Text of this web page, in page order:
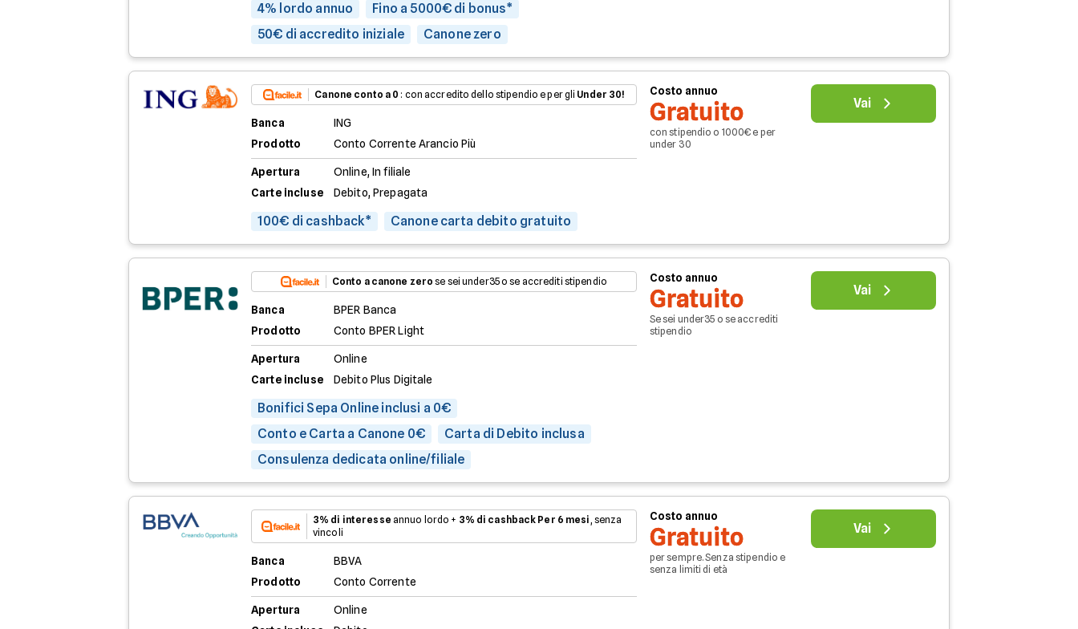
4% lordo annuo
Fino a 5000€ di bonus*
50€ di accredito iniziale
Canone zero
Canone conto a 0 : con accredito dello stipendio e per gli Under 30!
Banca
ING
Prodotto
Conto Corrente Arancio Più
Apertura
Online, In filiale
Carte incluse
Debito, Prepagata
100€ di cashback* Canone carta debito gratuito
Costo annuo
Gratuito
con stipendio o 1000€ e per
under 30
Vai
Conto a canone zero se sei under35 o se accrediti stipendio
Banca
BPER Banca
Prodotto
Conto BPER Light
Apertura
Online
Carte incluse
Debito Plus Digitale
Bonifici Sepa Online inclusi a 0€
Conto e Carta a Canone 0€
Carta di Debito inclusa
Consulenza dedicata online/filiale
Costo annuo
Gratuito
Se sei under35 o se accrediti
stipendio
Vai
3% di interesse annuo lordo + 3% di cashback Per 6 mesi, senza
vincoli
Banca
BBVA
Prodotto
Conto Corrente
Apertura
Online
Costo annuo
Gratuito
per sempre. Senza stipendio e
senza limiti di età
Vai